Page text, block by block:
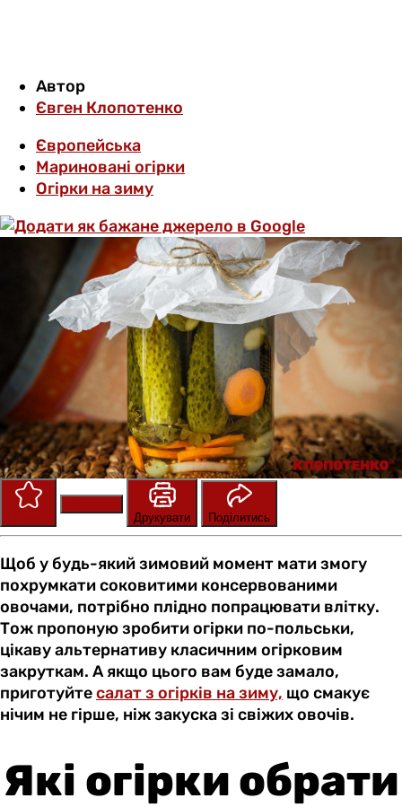
Автор
Євген Клопотенко
Європейська
Мариновані огірки
Огірки на зиму
Друкувати
Поділитись
Щоб у будь-який зимовий момент мати змогу
похрумкати соковитими консервованими
овочами, потрібно плідно попрацювати влітку.
Тож пропоную зробити огірки по-польськи,
цікаву альтернативу класичним огірковим
закруткам. А якщо цього вам буде замало,
приготуйтесалат з огірків на зиму, що смакує
нічим не гірше, ніж закуска зі свіжих овочів.
Які огірки обрати